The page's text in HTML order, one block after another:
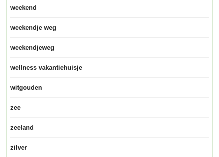
weekend
weekendje weg
weekendjeweg
wellness vakantiehuisje
witgouden
zee
zeeland
zilver